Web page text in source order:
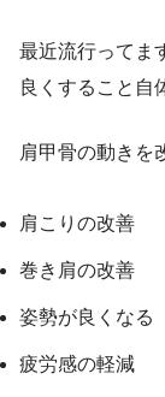
最近流行ってま
良くすること自
肩甲骨の動きを
肩こりの改善
巻き肩の改善
姿勢が良くなる
疲労感の軽減